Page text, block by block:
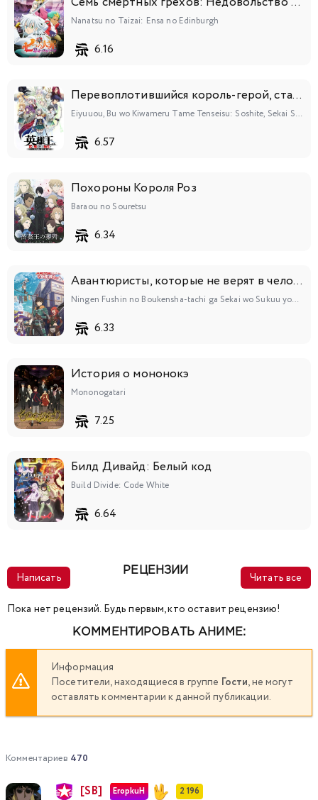
Nanatsu no Taizai: Ensa no Edinburgh
6.16
Перевоплотившийся король-герой, ставший самой сильной ученицей рыцаря
Eiyuuou, Bu wo Kiwameru Tame Tenseisu: Soshite, Sekai Saikyou no Minarai Kishi♀
6.57
Похороны Короля Роз
Baraou no Souretsu
6.34
Авантюристы, которые не верят в человечество, спасут мир
Ningen Fushin no Boukensha-tachi ga Sekai wo Sukuu you desu
6.33
История о мононокэ
Mononogatari
7.25
Билд Дивайд: Белый код
Build Divide: Code White
6.64
Написать
РЕЦЕНЗИИ
Читать все
Пока нет рецензий. Будь первым, кто оставит рецензию!
КОММЕНТИРОВАТЬ АНИМЕ:
Информация
Посетители, находящиеся в группе Гости, не могут
оставлять комментарии к данной публикации.
Комментариев 470
[SB] EropkuH 2 196